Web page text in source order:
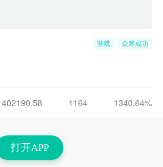
打开APP
游戏 众筹成功
402190.58 1164 1340.64%